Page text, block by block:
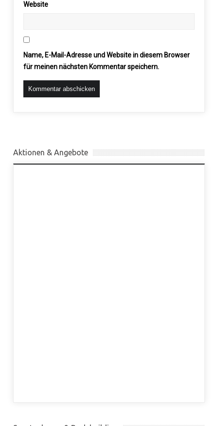
Website
Name, E-Mail-Adresse und Website in diesem Browser
für meinen nächsten Kommentar speichern.
Aktionen & Angebote